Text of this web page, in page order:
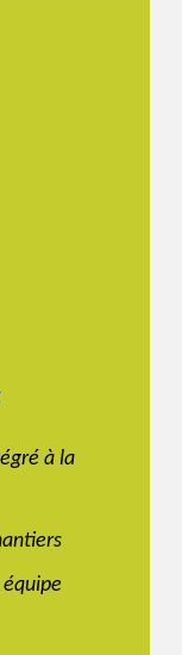
à la
équipe